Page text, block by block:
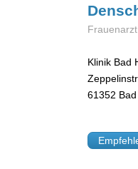
Frauenarzt
Klinik Bad
61352